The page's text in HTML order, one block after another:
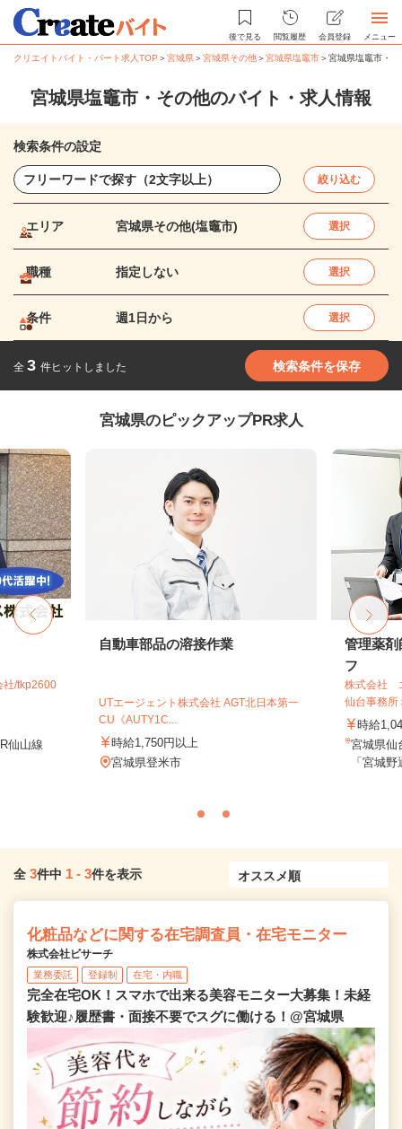
後で見る 閲覧履歴 会員登録 メニュー
クリエイトバイト・パート求人TOP ＞宮城県＞宮城県その他＞宮城県塩竈市＞宮城県塩竈市・
宮城県塩竈市・その他のバイト・求人情報
検索条件の設定
絞り込む
エリア 宮城県その他(塩竈市) 選択
職種 指定しない 選択
条件 週1日から 選択
全 3 件ヒットしました 検索条件を保存
宮城県のピックアップPR求人
社/tkp2600
仙山線
自動車部品の溶接作業
UTエージェント株式会社 AGT北日本第一
CU《AUTY1C...
時給1,750円以上
宮城県登米市
管理薬剤
フ
株式会社
仙台事務所
時給
宮城県仙
「宮城
全 3件中 1 - 3件を表示
化粧品などに関する在宅調査員・在宅モニター
株式会社ビサーチ
業務委託 登録制 在宅・内職
完全在宅OK！スマホで出来る美容モニター大募集！未経
験歓迎♪履歴書・面接不要でスグに働ける！@宮城県